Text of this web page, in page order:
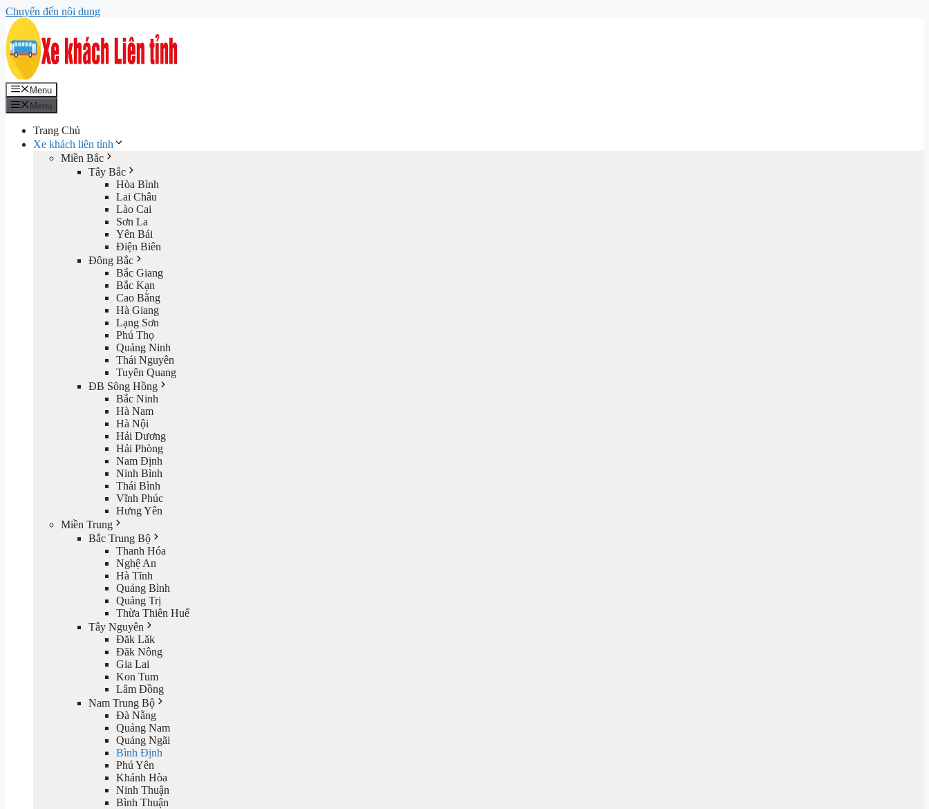
Chuyển đến nội dung
Menu
Menu
Trang Chủ
Xe khách liên tỉnh
Miền Bắc
Tây Bắc
Hòa Bình
Lai Châu
Lào Cai
Sơn La
Yên Bái
Điện Biên
Đông Bắc
Bắc Giang
Bắc Kạn
Cao Bằng
Hà Giang
Lạng Sơn
Phú Thọ
Quảng Ninh
Thái Nguyên
Tuyên Quang
ĐB Sông Hồng
Bắc Ninh
Hà Nam
Hà Nội
Hải Dương
Hải Phòng
Nam Định
Ninh Bình
Thái Bình
Vĩnh Phúc
Hưng Yên
Miền Trung
Bắc Trung Bộ
Thanh Hóa
Nghệ An
Hà Tĩnh
Quảng Bình
Quảng Trị
Thừa Thiên Huế
Tây Nguyên
Đăk Lăk
Đăk Nông
Gia Lai
Kon Tum
Lâm Đồng
Nam Trung Bộ
Đà Nẵng
Quảng Nam
Quảng Ngãi
Bình Định
Phú Yên
Khánh Hòa
Ninh Thuận
Bình Thuận